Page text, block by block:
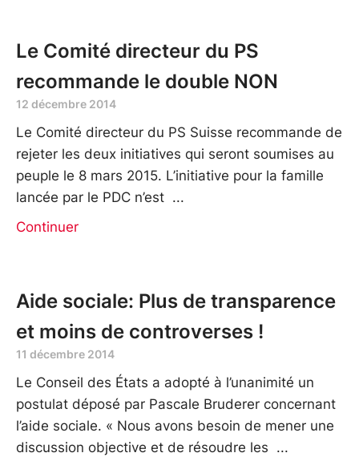
Le Comité directeur du PS
recommande le double NON
12 décembre 2014
Le Comité directeur du PS Suisse recommande de
rejeter les deux initiatives qui seront soumises au
peuple le 8 mars 2015. L’initiative pour la famille
lancée par le PDC n’est
Continuer
Aide sociale: Plus de transparence
et moins de controverses !
11 décembre 2014
Le Conseil des États a adopté à l’unanimité un
postulat déposé par Pascale Bruderer concernant
l’aide sociale. « Nous avons besoin de mener une
discussion objective et de résoudre les